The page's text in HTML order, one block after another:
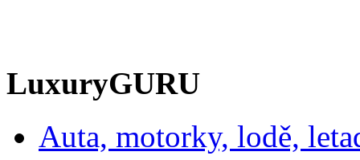
LuxuryGURU
Auta, motorky, lodě,